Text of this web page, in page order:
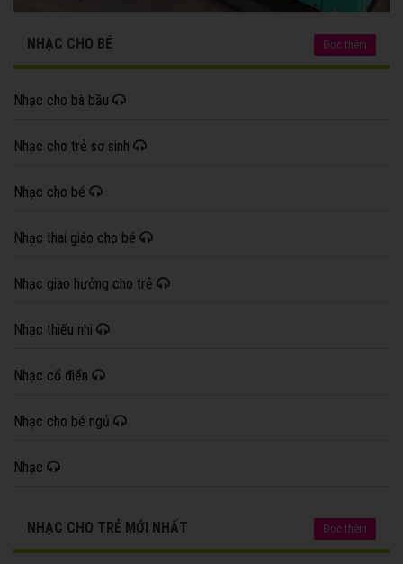
NHẠC CHO BÉ Đọc thêm
Nhạc cho bà bầu
Nhạc cho trẻ sơ sinh
Nhạc cho bé
Nhạc thai giáo cho bé
Nhạc giao hưởng cho trẻ
Nhạc thiếu nhi
Nhạc cổ điển
Nhạc cho bé ngủ
Nhạc
NHẠC CHO TRẺ MỚI NHẤT Đọc thêm